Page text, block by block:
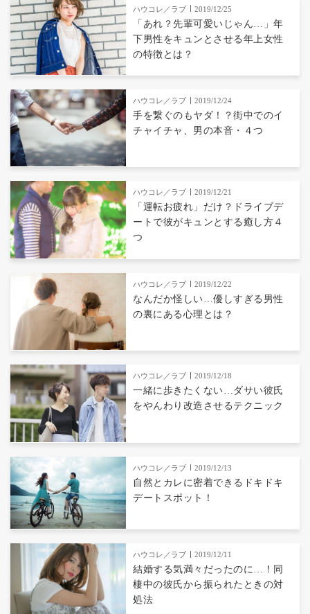
ハウコレ／ラブ 2019/12/25
「あれ？先輩可愛いじゃん…」年
下男性をキュンとさせる年上女性
の特徴とは？
ハウコレ／ラブ 2019/12/24
手を繋ぐのもヤダ！？街中でのイ
チャイチャ、男の本音・４つ
ハウコレ／ラブ 2019/12/21
「運転お疲れ」だけ？ドライブデ
ートで彼がキュンとする癒し方４
つ
ハウコレ／ラブ 2019/12/22
なんだか怪しい…優しすぎる男性
の裏にある心理とは？
ハウコレ／ラブ 2019/12/18
一緒に歩きたくない…ダサい彼氏
をやんわり改造させるテクニック
ハウコレ／ラブ 2019/12/13
自然とカレに密着できるドキドキ
デートスポット！
ハウコレ／ラブ 2019/12/11
結婚する気満々だったのに…！同
棲中の彼氏から振られたときの対
処法